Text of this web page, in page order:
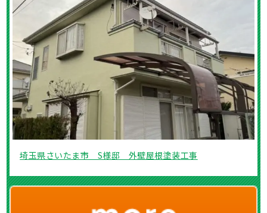
埼玉県さいたま市 S様邸 外壁屋根塗装工事